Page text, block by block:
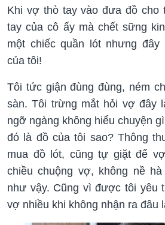
Khi vợ thò tay vào đưa đồ cho
tay của cô ấy mà chết sững
một chiếc quần lót nhưng đây
của tôi!
Tôi tức giận đùng đùng, ném
sàn. Tôi trừng mắt hỏi vợ đây
ngỡ ngàng không hiểu chuyện
đó là đồ của tôi sao? Thông
mua đồ lót, cũng tự giặt để
chiều chuộng vợ, không nề
như vậy. Cũng vì được tôi yêu
vợ nhiều khi không nhận ra đâu